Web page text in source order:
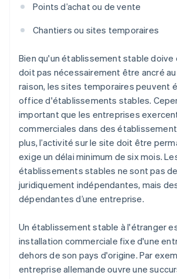
Points d’achat ou de vente
Chantiers ou sites temporaires
Bien qu'un établissement stable doive
doit pas nécessairement être ancré
raison, les sites temporaires peuvent
office d'établissements stables.
important que les entreprises
commerciales dans des
plus, l’activité sur le site doit être
exige un délai minimum de six mois.
établissements stables ne sont pas
juridiquement indépendantes, mais
dépendantes d’une entreprise.
Un établissement stable à l'étranger
installation commerciale fixe d'une
dehors de son pays d'origine. Par
entreprise allemande ouvre une